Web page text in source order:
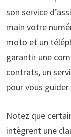
son service
main votre
moto et un
garantir une
contrats, un
pour vous guider.
Notez que
intègrent une